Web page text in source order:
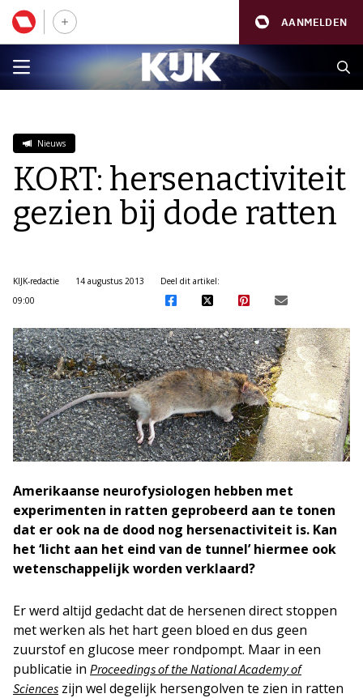
AANMELDEN
Nieuws
KORT: hersenactiviteit
gezien bij dode ratten
KIJK-redactie
14 augustus 2013
09:00
Deel dit artikel:
Amerikaanse neurofysiologen hebben met
experimenten in ratten geprobeerd aan te tonen
dat er ook na de dood nog hersenactiviteit is. Kan
het ‘licht aan het eind van de tunnel’ hiermee ook
wetenschappelijk worden verklaard?
Er werd altijd gedacht dat de hersenen direct stoppen
met werken als het hart geen bloed en dus geen
zuurstof en glucose meer rondpompt. Maar in een
publicatie in Proceedings of the National Academy of
Sciences zijn wel degelijk hersengolven te zien in ratten